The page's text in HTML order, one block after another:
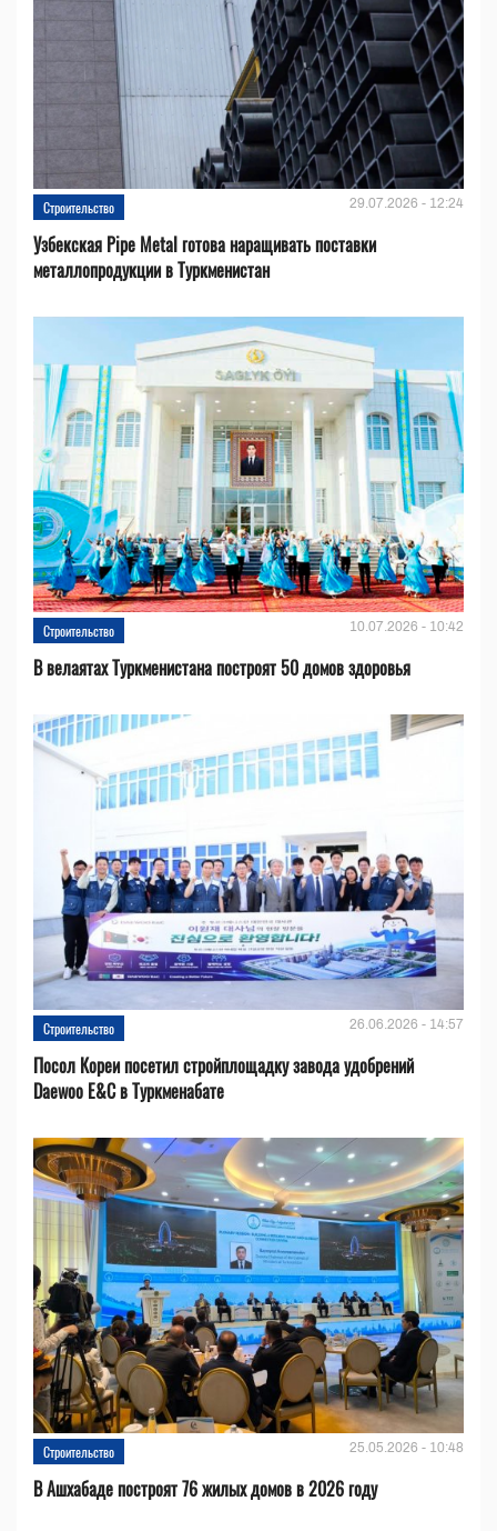
Строительство 29.07.2026 - 12:24
Узбекская Pipe Metal готова наращивать поставки
металлопродукции в Туркменистан
Строительство 10.07.2026 - 10:42
В велаятах Туркменистана построят 50 домов здоровья
Строительство 26.06.2026 - 14:57
Посол Кореи посетил стройплощадку завода удобрений
Daewoo E&C в Туркменабате
Строительство 25.05.2026 - 10:48
В Ашхабаде построят 76 жилых домов в 2026 году